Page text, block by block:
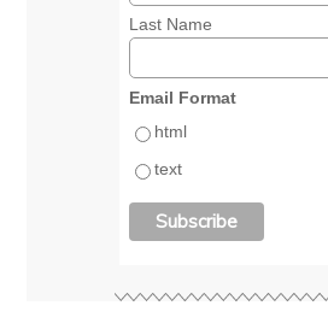
Last Name
Email Format
html
text